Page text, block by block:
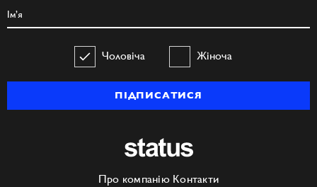
Чоловіча Жіноча
ПІДПИСАТИСЯ
Про компанію Контакти